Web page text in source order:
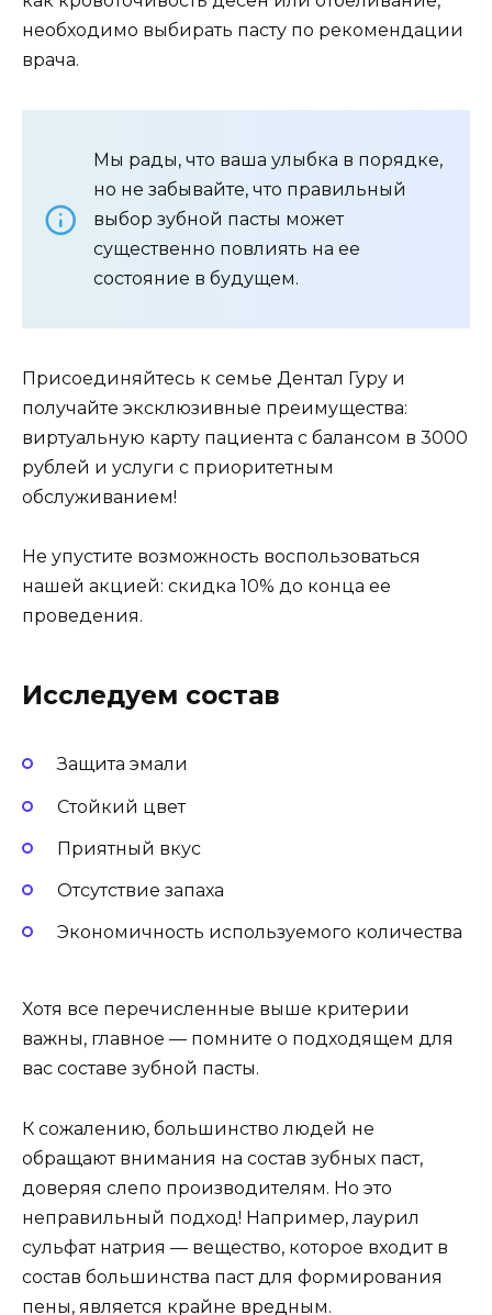
необходимо выбирать пасту по рекомендации
врача.
Мы рады, что ваша улыбка в порядке,
но не забывайте, что правильный
выбор зубной пасты может
существенно повлиять на ее
состояние в будущем.
Присоединяйтесь к семье Дентал Гуру и
получайте эксклюзивные преимущества:
виртуальную карту пациента с балансом в 3000
рублей и услуги с приоритетным
обслуживанием!
Не упустите возможность воспользоваться
нашей акцией: скидка 10% до конца ее
проведения.
Исследуем состав
Защита эмали
Стойкий цвет
Приятный вкус
Отсутствие запаха
Экономичность используемого количества
Хотя все перечисленные выше критерии
важны, главное — помните о подходящем для
вас составе зубной пасты.
К сожалению, большинство людей не
обращают внимания на состав зубных паст,
доверяя слепо производителям. Но это
неправильный подход! Например, лаурил
сульфат натрия — вещество, которое входит в
состав большинства паст для формирования
пены, является крайне вредным.